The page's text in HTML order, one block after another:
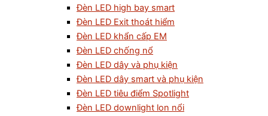
Đèn LED high bay smart
Đèn LED Exit thoát hiểm
Đèn LED khẩn cấp EM
Đèn LED chống nổ
Đèn LED dây và phụ kiện
Đèn LED dây smart và phụ kiện
Đèn LED tiêu điểm Spotlight
Đèn LED downlight lon nổi